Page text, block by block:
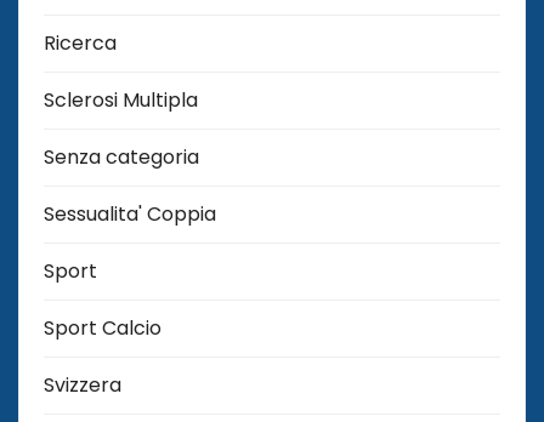
Ricerca
Sclerosi Multipla
Senza categoria
Sessualita' Coppia
Sport
Sport Calcio
Svizzera